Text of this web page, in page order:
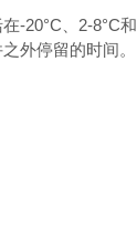
-20°C 2-8°C和
外停留的时间。